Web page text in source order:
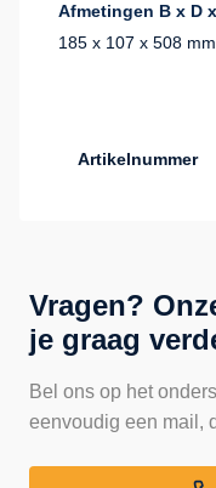
Afmetingen B x D
185 x 107 x 508 mm
Artikelnummer
Vragen?
je graag
Bel ons op het
eenvoudig een mail,